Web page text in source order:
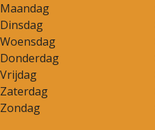
Maandag
Dinsdag
Woensdag
Donderdag
Vrijdag
Zaterdag
Zondag